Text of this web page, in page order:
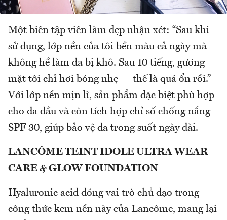
Một biên tập viên làm đẹp nhận xét: “Sau khi
sử dụng, lớp nền của tôi bền màu cả ngày mà
không hề làm da bị khô. Sau 10 tiếng, gương
mặt tôi chỉ hơi bóng nhẹ — thế là quá ổn rồi.”
Với lớp nền mịn lì, sản phẩm đặc biệt phù hợp
cho da dầu và còn tích hợp chỉ số chống nắng
SPF 30, giúp bảo vệ da trong suốt ngày dài.
LANCÔME TEINT IDOLE ULTRA WEAR
CARE & GLOW FOUNDATION​
Hyaluronic acid đóng vai trò chủ đạo trong
công thức kem nền này của Lancôme, mang lại